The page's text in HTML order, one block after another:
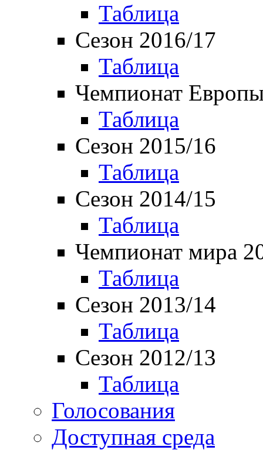
Таблица
Сезон 2016/17
Таблица
Чемпионат
Таблица
Сезон 2015/16
Таблица
Сезон 2014/15
Таблица
Чемпионат мира
Таблица
Сезон 2013/14
Таблица
Сезон 2012/13
Таблица
Голосования
Доступная среда